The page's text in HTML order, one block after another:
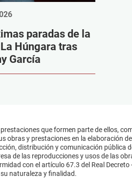
paradas de la
Húngara tras
García
que formen parte de ellos,
obras y prestaciones en la elaboración
distribución y comunicación pública
de las reproducciones y usos de las
con el artículo 67.3 del Real
naturaleza y finalidad.